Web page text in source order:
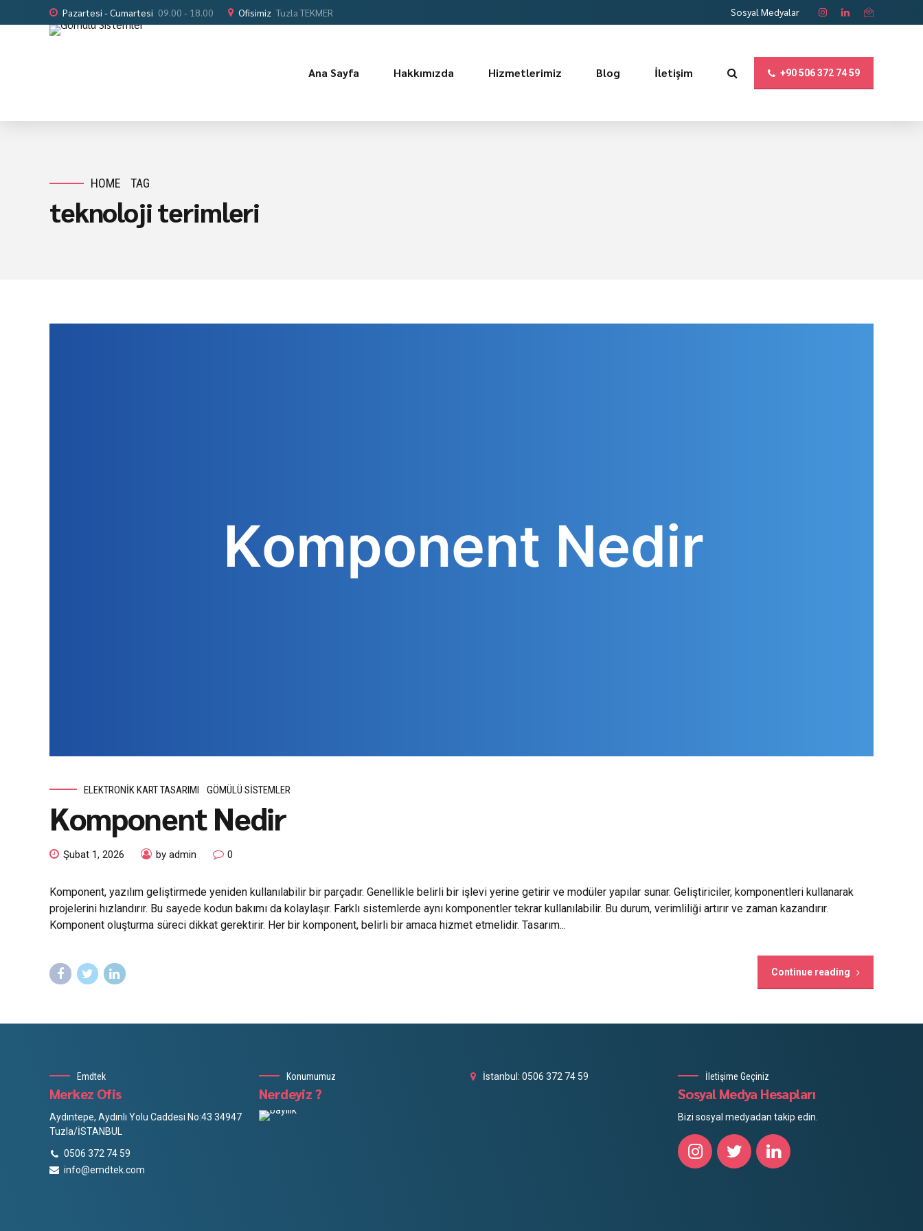
Pazartesi - Cumartesi 09.00 - 18.00 Ofisimiz Tuzla TEKMER Sosyal Medyalar
+90 506 372 74 59
Ana Sayfa Hakkımızda Hizmetlerimiz Blog İletişim
HOME TAG
teknoloji terimleri
ELEKTRONIK KART TASARIMI GÖMÜLÜ SISTEMLER
Komponent Nedir
Şubat 1, 2026 by admin 0
Komponent, yazılım geliştirmede yeniden kullanılabilir bir parçadır. Genellikle belirli bir işlevi yerine getirir ve modüler yapılar sunar. Geliştiriciler, komponentleri kullanarak
projelerini hızlandırır. Bu sayede kodun bakımı da kolaylaşır. Farklı sistemlerde aynı komponentler tekrar kullanılabilir. Bu durum, verimliliği artırır ve zaman kazandırır.
Komponent oluşturma süreci dikkat gerektirir. Her bir komponent, belirli bir amaca hizmet etmelidir. Tasarım...
Continue reading
Emdtek
Merkez Ofis
Aydıntepe, Aydınlı Yolu Caddesi No:43 34947
Tuzla/İSTANBUL
0506 372 74 59
info@emdtek.com
Konumumuz
Nerdeyiz ?
İstanbul: 0506 372 74 59 İletişime Geçiniz
Sosyal Medya Hesapları
Bizi sosyal medyadan takip edin.